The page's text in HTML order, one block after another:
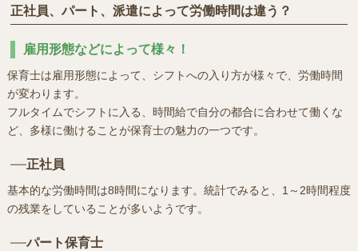
正社員、パート、派遣によって労働時間は違う？
雇用形態などによって様々！
保育士は雇用形態によって、シフトへの入り方が様々で、労働時間
が変わります。
フルタイムでシフトに入る、時間給で自分の都合に合わせて働くな
ど、多様に働けることが保育士の魅力の一つです。
正社員
基本的な労働時間は8時間になります。統計でみると、1～2時間程度
の残業をしていることが多いようです。
パート保育士